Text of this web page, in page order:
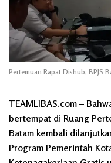
Pertemuan Rapat Dishub, BPJS
TEAMLIBAS.com –
bertempat di Ruang
Batam kembali
Program Pemerintah